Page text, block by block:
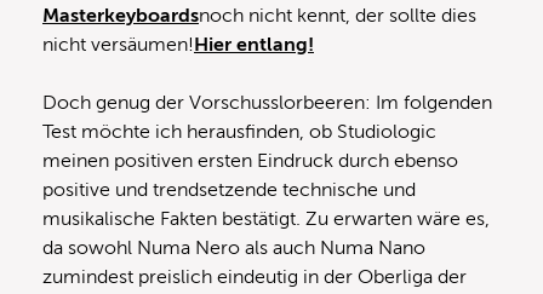
Masterkeyboardsnoch nicht kennt, der sollte dies
nicht versäumen!Hier entlang!
Doch genug der Vorschusslorbeeren: Im folgenden
Test möchte ich herausfinden, ob Studiologic
meinen positiven ersten Eindruck durch ebenso
positive und trendsetzende technische und
musikalische Fakten bestätigt. Zu erwarten wäre es,
da sowohl Numa Nero als auch Numa Nano
zumindest preislich eindeutig in der Oberliga der